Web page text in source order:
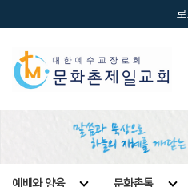
예배와 양육 문화촌톡